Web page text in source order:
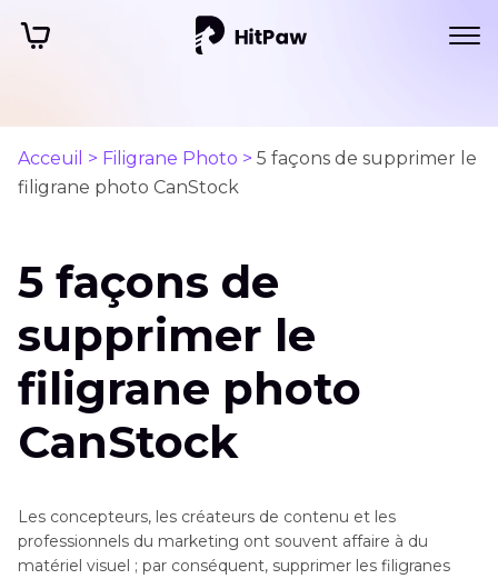
Acceuil > Filigrane Photo > 5 façons de supprimer le
filigrane photo CanStock
5 façons de
supprimer le
filigrane photo
CanStock
Les concepteurs, les créateurs de contenu et les
professionnels du marketing ont souvent affaire à du
matériel visuel ; par conséquent, supprimer les filigranes